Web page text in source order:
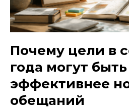
Почему цели в
года могут быть
эффективнее
обещаний